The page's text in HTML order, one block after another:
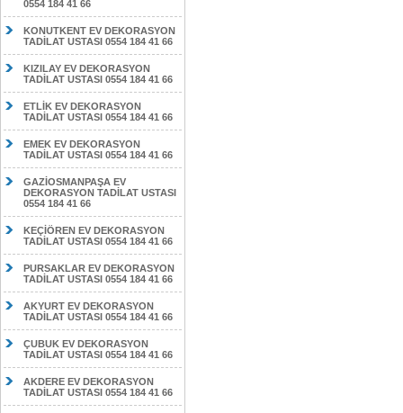
0554 184 41 66
KONUTKENT EV DEKORASYON
TADİLAT USTASI 0554 184 41 66
KIZILAY EV DEKORASYON
TADİLAT USTASI 0554 184 41 66
ETLİK EV DEKORASYON
TADİLAT USTASI 0554 184 41 66
EMEK EV DEKORASYON
TADİLAT USTASI 0554 184 41 66
GAZİOSMANPAŞA EV
DEKORASYON TADİLAT USTASI
0554 184 41 66
KEÇİÖREN EV DEKORASYON
TADİLAT USTASI 0554 184 41 66
PURSAKLAR EV DEKORASYON
TADİLAT USTASI 0554 184 41 66
AKYURT EV DEKORASYON
TADİLAT USTASI 0554 184 41 66
ÇUBUK EV DEKORASYON
TADİLAT USTASI 0554 184 41 66
AKDERE EV DEKORASYON
TADİLAT USTASI 0554 184 41 66